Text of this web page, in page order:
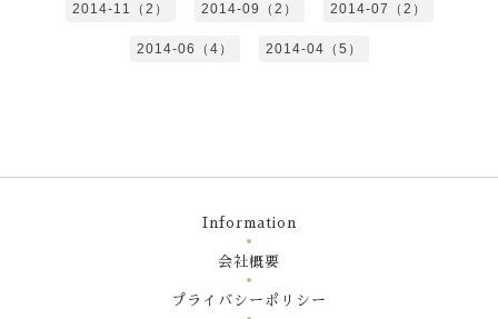
2014-11（2） 2014-09（2） 2014-07（2）
2014-06（4） 2014-04（5）
Information
会社概要
プライバシーポリシー